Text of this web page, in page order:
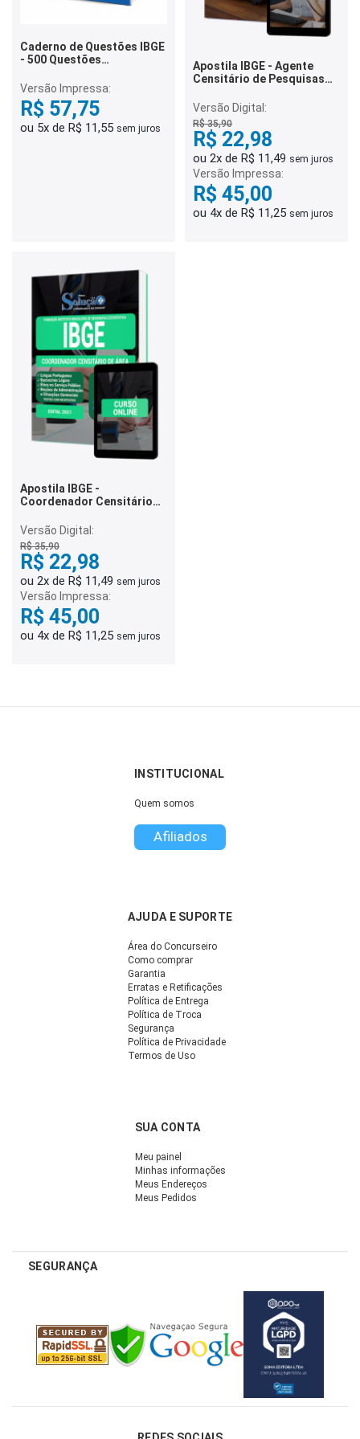
Caderno de Questões IBGE
- 500 Questões
Versão Impressa:
R$ 57,75
ou 5x de R$ 11,55 sem juros
Apostila IBGE - Agente
Censitário de Pesquisas
Versão Digital:
R$ 35,90
R$ 22,98
ou 2x de R$ 11,49 sem juros
Versão Impressa:
R$ 45,00
ou 4x de R$ 11,25 sem juros
Apostila IBGE -
Coordenador Censitário
Versão Digital:
R$ 35,90
R$ 22,98
ou 2x de R$ 11,49 sem juros
Versão Impressa:
R$ 45,00
ou 4x de R$ 11,25 sem juros
INSTITUCIONAL
Quem somos
Afiliados
AJUDA E SUPORTE
Área do Concurseiro
Como comprar
Garantia
Erratas e Retificações
Política de Entrega
Política de Troca
Segurança
Política de Privacidade
Termos de Uso
SUA CONTA
Meu painel
Minhas informações
Meus Endereços
Meus Pedidos
SEGURANÇA